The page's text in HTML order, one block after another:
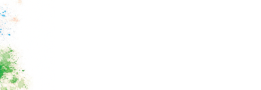
de Palermo, y en el Círculo de
Deportivos (Buenos Aires, Argentina).
de Costa Rica (San José,
en la Fundación CAFAM (Bogotá,
en la Universidad Metropolitana
Venezuela), en el Comité Olímpico
(Caracas, Venezuela), en la